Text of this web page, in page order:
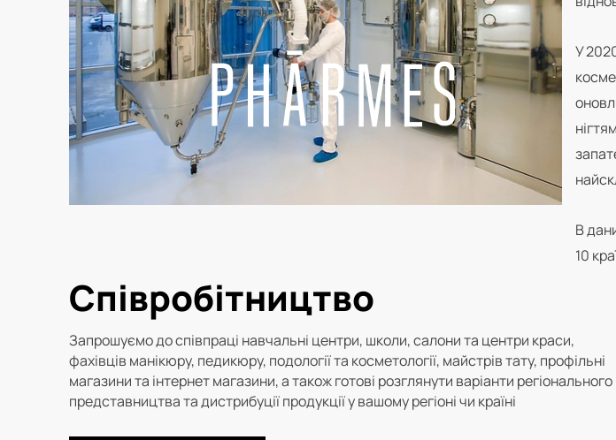
У
В
10
Співробітництво
Запрошуємо до співпраці навчальні центри, школи, салони та центри краси,
фахівців манікюру, педикюру, подології та косметології, майстрів тату, профільні
магазини та інтернет магазини, а також готові розглянути варіанти регіонального
представництва та дистрибуції продукції у вашому регіоні чи країні